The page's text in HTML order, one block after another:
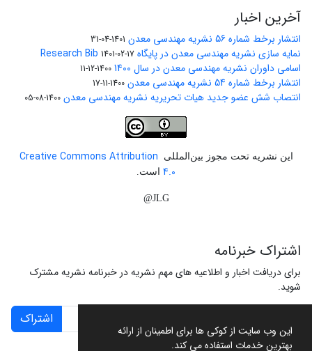
این وب سایت از کوکی ها برای اطمینان از ارائه
بهترین خدمات استفاده می کند.
آخرین اخبار
انتشار برخط شماره 56 نشریه مهندسی معدن 1401-04-31
نمایه سازی نشریه مهندسی معدن در پایگاه Research Bib 1401-02-17
اسامی داوران نشریه مهندسی معدن در سال 1400 1400-12-11
انتشار برخط شماره 54 نشریه مهندسی معدن 1400-11-17
انتصاب شش عضو جدید هیات تحریریه نشریه مهندسی معدن 1400-08-05
این نشریه تحت مجوز بین‌المللی
Creative Commons Attribution
4.0 است.
JLG@
اشتراک خبرنامه
برای دریافت اخبار و اطلاعیه های مهم نشریه در خبرنامه نشریه مشترک
شوید.
اشتراک